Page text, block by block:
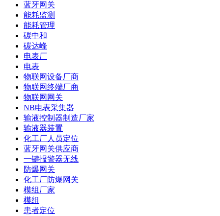
蓝牙网关
能耗监测
能耗管理
碳中和
碳达峰
电表厂
电表
物联网设备厂商
物联网终端厂商
物联网网关
NB电表采集器
输液控制器制造厂家
输液器装置
化工厂人员定位
蓝牙网关供应商
一键报警器无线
防爆网关
化工厂防爆网关
模组厂家
模组
患者定位